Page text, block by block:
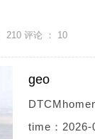
210 评论 ： 10
geo
time：2026-